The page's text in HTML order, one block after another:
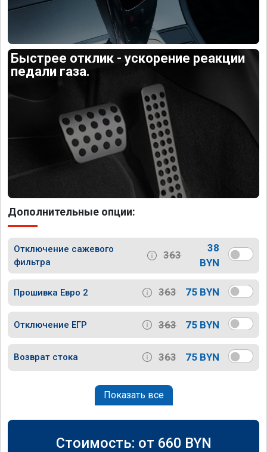
Быстрее отклик - ускорение реакции
педали газа.
Дополнительные опции:
Отключение сажевого
фильтра
363
38
BYN
Прошивка Евро 2 363 75 BYN
Отключение ЕГР 363 75 BYN
Возврат стока 363 75 BYN
Показать все
Стоимость: от 660 BYN